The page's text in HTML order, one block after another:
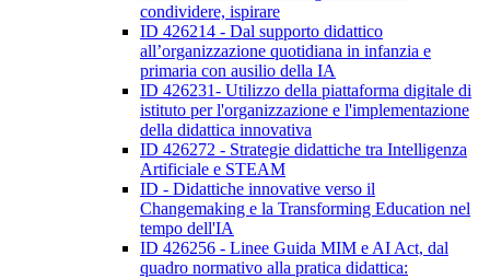
condividere, ispirare
ID 426214 - Dal supporto didattico
all’organizzazione quotidiana in infanzia e
primaria con ausilio della IA
ID 426231- Utilizzo della piattaforma digitale di
istituto per l'organizzazione e l'implementazione
della didattica innovativa
ID 426272 - Strategie didattiche tra Intelligenza
Artificiale e STEAM
ID - Didattiche innovative verso il
Changemaking e la Transforming Education nel
tempo dell'IA
ID 426256 - Linee Guida MIM e AI Act, dal
quadro normativo alla pratica didattica: